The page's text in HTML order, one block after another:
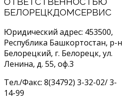
БЕЛОРЕЦКДОМСЕРВИС
Юридический адрес: 453500,
Республика Башкортостан, р-н
Белорецкий, г. Белорецк, ул.
Ленина, д. 55, оф.3
Тел./Факс: 8(34792) 3-32-02/ 3-
14-99